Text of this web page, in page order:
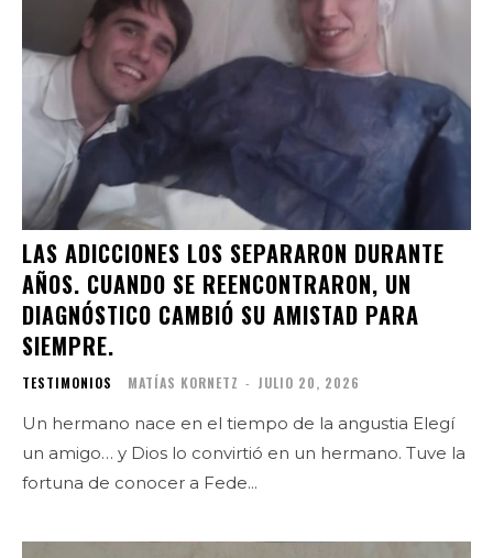
LAS ADICCIONES LOS SEPARARON DURANTE
AÑOS. CUANDO SE REENCONTRARON, UN
DIAGNÓSTICO CAMBIÓ SU AMISTAD PARA
SIEMPRE.
TESTIMONIOS MATÍAS KORNETZ - JULIO 20, 2026
Un hermano nace en el tiempo de la angustia Elegí
un amigo… y Dios lo convirtió en un hermano. Tuve la
fortuna de conocer a Fede...